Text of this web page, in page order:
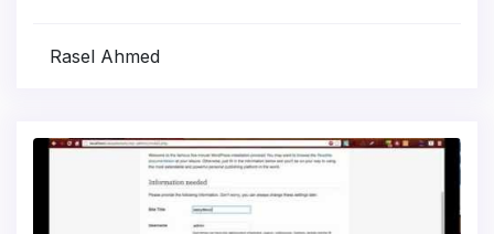
Rasel Ahmed